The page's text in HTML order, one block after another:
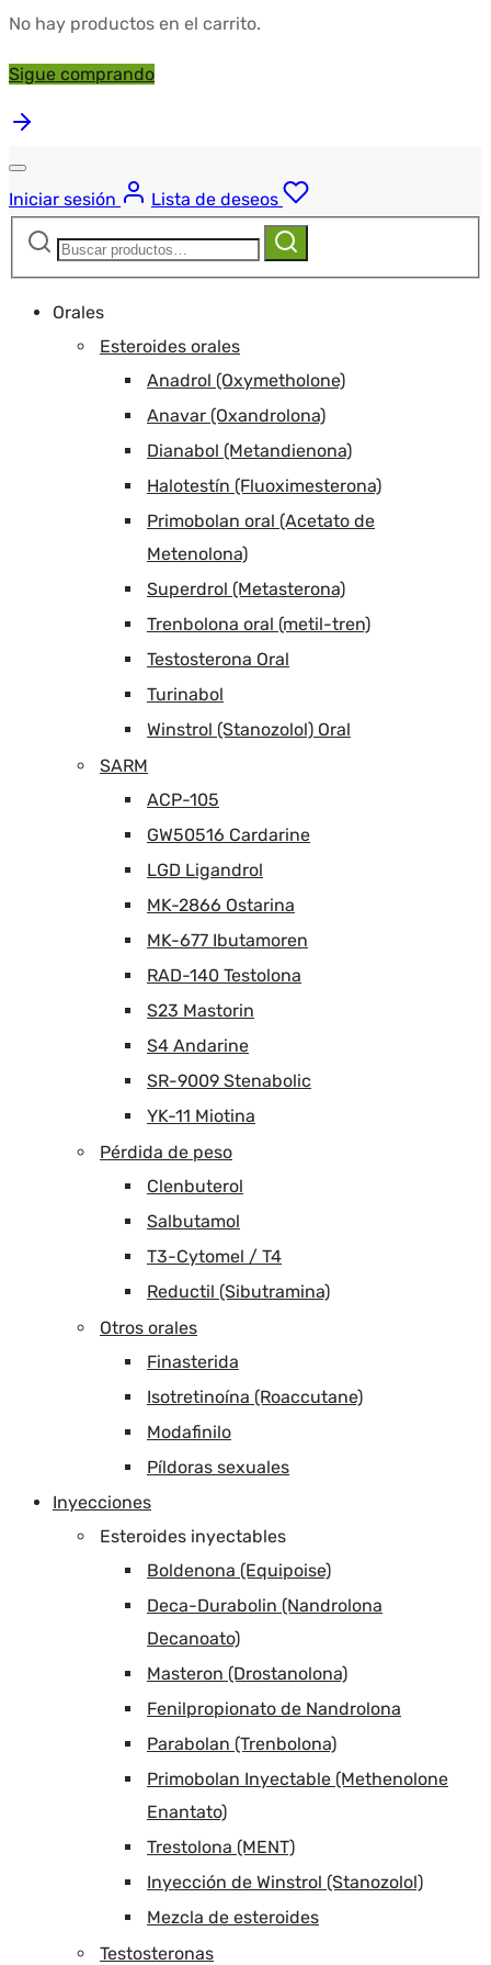
No hay productos en el carrito.
Sigue comprando
Iniciar sesión
Lista de deseos
Buscar:
Buscar
Orales
Esteroides orales
Anadrol (Oxymetholone)
Anavar (Oxandrolona)
Dianabol (Metandienona)
Halotestín (Fluoximesterona)
Primobolan oral (Acetato de
Metenolona)
Superdrol (Metasterona)
Trenbolona oral (metil-tren)
Testosterona Oral
Turinabol
Winstrol (Stanozolol) Oral
SARM
ACP-105
GW50516 Cardarine
LGD Ligandrol
MK-2866 Ostarina
MK-677 Ibutamoren
RAD-140 Testolona
S23 Mastorin
S4 Andarine
SR-9009 Stenabolic
YK-11 Miotina
Pérdida de peso
Clenbuterol
Salbutamol
T3-Cytomel / T4
Reductil (Sibutramina)
Otros orales
Finasterida
Isotretinoína (Roaccutane)
Modafinilo
Píldoras sexuales
Inyecciones
Esteroides inyectables
Boldenona (Equipoise)
Deca-Durabolin (Nandrolona
Decanoato)
Masteron (Drostanolona)
Fenilpropionato de Nandrolona
Parabolan (Trenbolona)
Primobolan Inyectable (Methenolone
Enantato)
Trestolona (MENT)
Inyección de Winstrol (Stanozolol)
Mezcla de esteroides
Testosteronas